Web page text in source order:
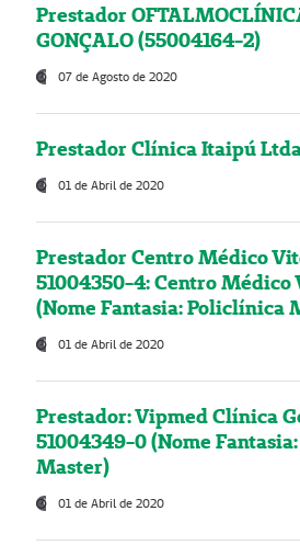
Prestador
GONÇALO (55004164-2)
07 de Agosto de 2020
Prestador Clínica Itaipú
01 de Abril de 2020
Prestador Centro Médico
51004350-4: Centro
(Nome Fantasia: Policlínica
01 de Abril de 2020
Prestador: Vipmed Clínica
51004349-0 (Nome
Master)
01 de Abril de 2020